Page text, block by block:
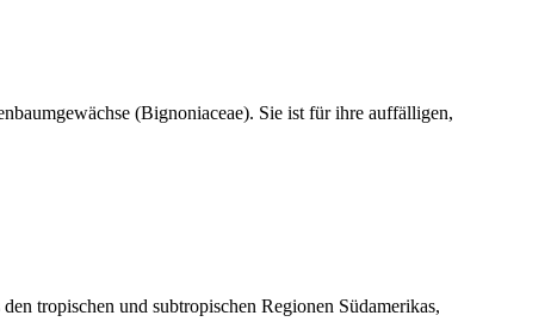
(Bignoniaceae). Sie ist für ihre auffälligen,
tropischen und subtropischen Regionen Südamerikas,